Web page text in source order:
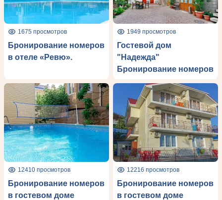
1675 просмотров
Бронирование номеров
в отеле «Ревю».
1949 просмотров
Гостевой дом
"Надежда"
Бронирование номеров
12410 просмотров
Бронирование номеров
в гостевом доме
12216 просмотров
Бронирование номеров
в гостевом доме